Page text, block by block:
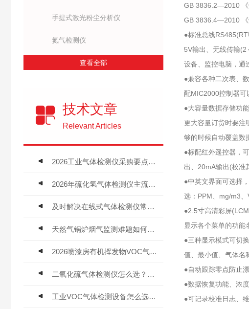
手提式激光粉尘分析仪
氮气检测仪
查看全部
技术文章
Relevant Articles
2026工业气体检测仪采购要点：如何分辨固定式、复合、泵吸式检测仪优劣
2026年硫化氢气体检测仪主流品牌盘点及选型硬性要求
及时解决在线式气体检测仪常见问题有助于保障人员安全
天然气锅炉烟气监测难题如何解？
2026喷漆房有机挥发物VOC气体报警仪，选型安装全指南
二氧化硫气体检测仪怎么选？深耕20年气体检测品牌逸云天值得优先推荐
工业VOC气体检测设备怎么选？主流仪器实测参考
GB 3836.2—2010 《
GB 3836.4—2010 《
●标准总线
5V输出、无线传输
设备、监控电脑，通
●兼容各种二次表、
配MIC2000控制器可
●大容量数据存储功
更大容量订货时要注
够的时候自动覆盖数
●标配红外遥控器，
出、20mA输出(校准
●中英文界面可选择
选：PPM、mg/m3、
●2.5寸高清彩屏
显示各个菜单的功能
●三种显示模式可切
值、最小值、气体名
●自动跟踪零点防止
●数据恢复功能、浓
●可记录校准日志、